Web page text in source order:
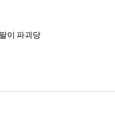
이 파괴당